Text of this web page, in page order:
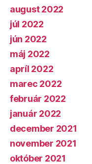
august 2022
júl 2022
jún 2022
máj 2022
apríl 2022
marec 2022
február 2022
január 2022
december 2021
november 2021
október 2021